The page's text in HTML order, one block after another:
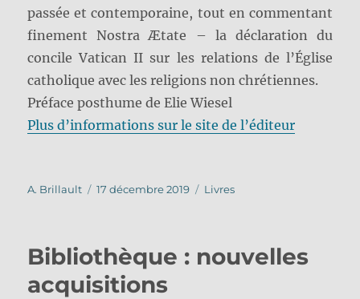
passée et contemporaine, tout en commentant
finement Nostra Ætate – la déclaration du
concile Vatican II sur les relations de l’Église
catholique avec les religions non chrétiennes.
Préface posthume de Elie Wiesel
Plus d’informations sur le site de l’éditeur
Auteur
A. Brillault
Publié
17 décembre 2019 Catégories
Livres
Bibliothèque : nouvelles
acquisitions